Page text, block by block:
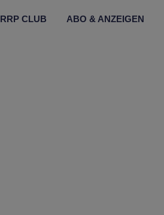
RRP CLUB ABO & ANZEIGEN